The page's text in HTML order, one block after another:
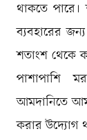
থাকতে পারে।
ব্যবহারের
শতাংশ থেকে
পাশাপাশি
আমদানিতে
করার উদ্যোগ